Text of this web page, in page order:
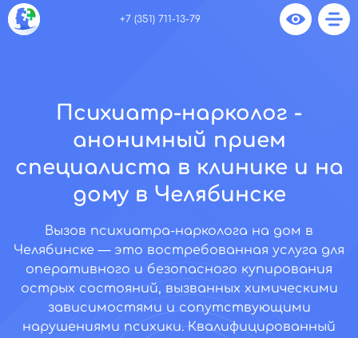
+7 (351) 711-13-79
Психиатр-нарколог -
анонимный прием
специалиста в клинике и на
дому в Челябинске
Вызов психиатра-нарколога на дом в
Челябинске — это востребованная услуга для
оперативного и безопасного купирования
острых состояний, вызванных химическими
зависимостями и сопутствующими
нарушениями психики. Квалифицированный